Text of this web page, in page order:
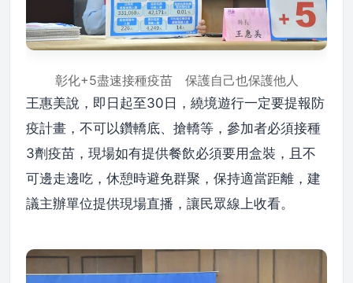
彰化+5盡速接種疫苗 保護自己也保護他人
王惠美說，即日起至30日，繞境遊行一定要提報防
疫計畫，不可以鑽轎底、搶轎等，參加者必須接種
3劑疫苗，現場如有提供餐飲必須要用盒裝，且不
可邊走邊吃，休憩時避免群聚，保持適當距離，建
議主辦單位提供現場直播，讓民眾線上收看。